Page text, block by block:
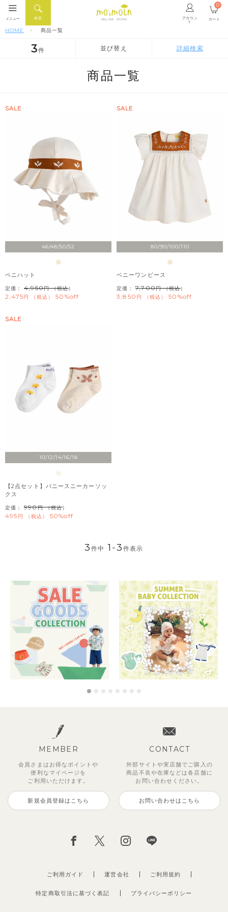
ONLINE STORE アカウン
ト
検索
メニュー カート
0
HOME 商品一覧
並び替え
新着順
価格が安い順
3件 詳細検索
商品一覧
46/48/50/52
SALE
ベニハット
定価： 4,950 （税込）
2,475 税込 50%off
80/90/100/110
SALE
ベニーワンピース
定価： 7,700 （税込）
3,850 税込 50%off
10/12/14/16/18
SALE
【2点セット】バニースニーカーソッ
クス
定価： 990 （税込）
495 税込 50%off
3件中 1 -3 件表示
MEMBER
会員さまはお得なポイントや
便利な マイページを
ご利用いただけます。
新規会員登録はこちら
CONTACT
外部サイトや実店舗でご購入の
商品不良や在庫などは各店舗に
お問い合わせください。
お問い合わせはこちら
ご利用ガイド 運営会社
特定商取引法に基づく表記 プライバシーポリシー
ご利用規約